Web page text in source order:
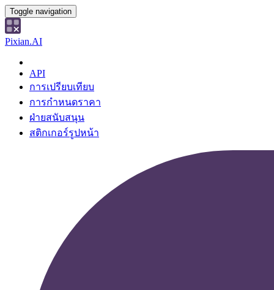
Toggle navigation
Pixian.AI
API
การเปรียบเทียบ
การกำหนดราคา
ฝ่ายสนับสนุน
สติกเกอร์รูปหน้า